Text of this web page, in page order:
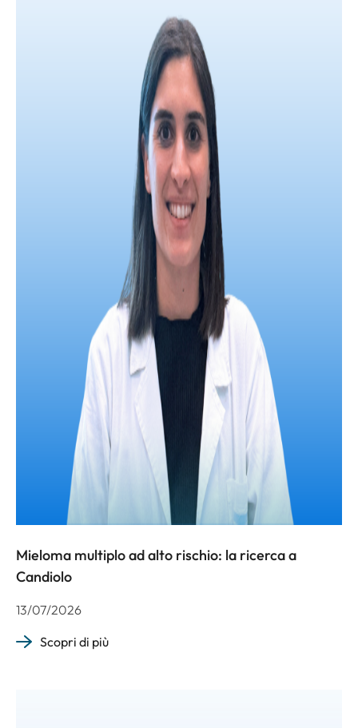
Mieloma multiplo ad alto rischio: la ricerca a
Candiolo
13/07/2026
Scopri di più